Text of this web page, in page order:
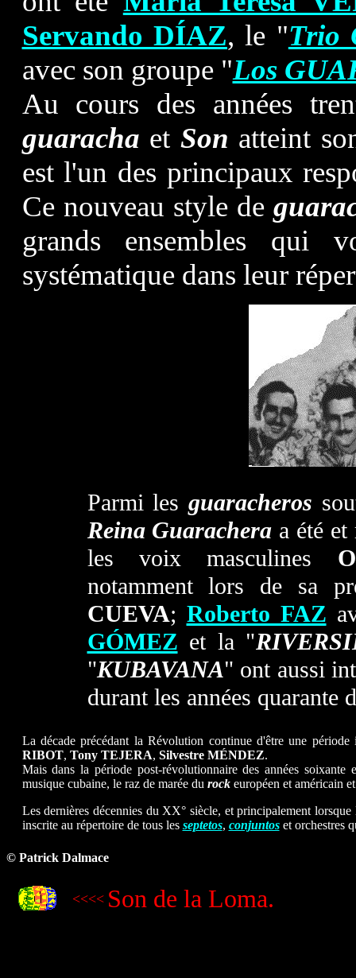
Servando DÍAZ, le "Trio
avec son groupe "Los
Au cours des années
guaracha et Son atteint
est l'un des principaux
Ce nouveau style de
grands ensembles qui
systématique dans leur
Parmi lesguaracheros
Reina Guarachera a été
les voix masculines
notamment lors de sa
CUEVA; Roberto FAZ
GÓMEZ et la "
"KUBAVANA" ont aussi
durant les années quarante
La décade précédant la Révolution continue d'être une
RIBOT, Tony TEJERA, Silvestre MÉNDEZ.
Mais dans la période post-révolutionnaire des années
musique cubaine, le raz de marée du rockeuropéen et américain
Les dernières décennies du XX° siècle, et principalement
inscrite au répertoire de tous les septetos, conjuntoset orchestres
© Patrick Dalmace
<<<< Son de la Loma.